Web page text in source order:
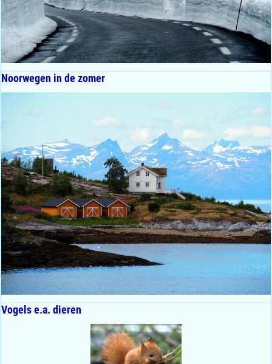
Noorwegen in de zomer
Vogels e.a. dieren